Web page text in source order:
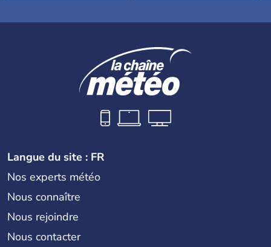
Langue du site : FR
Nos experts météo
Nous connaître
Nous rejoindre
Nous contacter